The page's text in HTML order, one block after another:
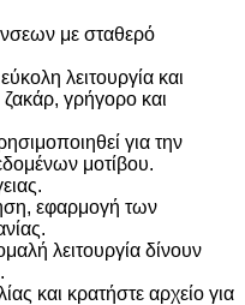
με σταθερό
λειτουργία και
γρήγορο και
για την
μοτίβου.
εφαρμογή των
λειτουργία δίνουν
και κρατήστε αρχείο για